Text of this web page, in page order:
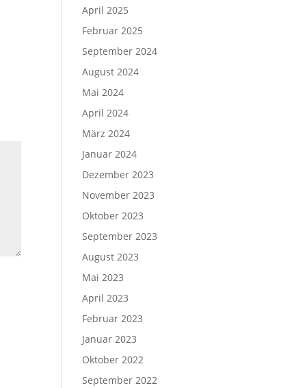
April 2025
Februar 2025
September 2024
August 2024
Mai 2024
April 2024
März 2024
Januar 2024
Dezember 2023
November 2023
Oktober 2023
September 2023
August 2023
Mai 2023
April 2023
Februar 2023
Januar 2023
Oktober 2022
September 2022